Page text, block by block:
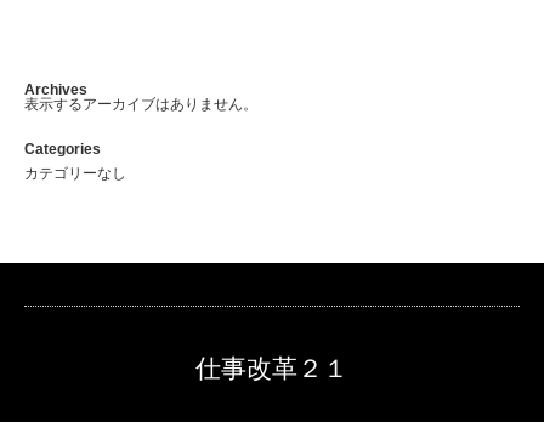
Archives
表示するアーカイブはありません。
Categories
カテゴリーなし
仕事改革２１